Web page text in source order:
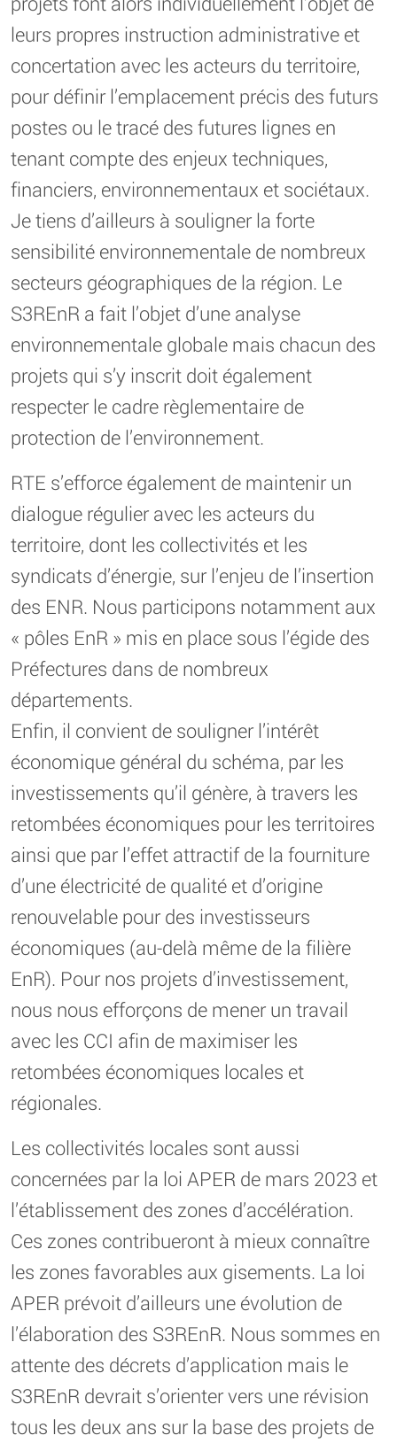
leurs propres instruction administrative et
concertation avec les acteurs du territoire,
pour définir l’emplacement précis des futurs
postes ou le tracé des futures lignes en
tenant compte des enjeux techniques,
financiers, environnementaux et sociétaux.
Je tiens d’ailleurs à souligner la forte
sensibilité environnementale de nombreux
secteurs géographiques de la région. Le
S3REnR a fait l’objet d’une analyse
environnementale globale mais chacun des
projets qui s’y inscrit doit également
respecter le cadre règlementaire de
protection de l’environnement.
RTE s’efforce également de maintenir un
dialogue régulier avec les acteurs du
territoire, dont les collectivités et les
syndicats d’énergie, sur l’enjeu de l’insertion
des ENR. Nous participons notamment aux
« pôles EnR » mis en place sous l’égide des
Préfectures dans de nombreux
départements.
Enfin, il convient de souligner l’intérêt
économique général du schéma, par les
investissements qu’il génère, à travers les
retombées économiques pour les territoires
ainsi que par l’effet attractif de la fourniture
d’une électricité de qualité et d’origine
renouvelable pour des investisseurs
économiques (au-delà même de la filière
EnR). Pour nos projets d’investissement,
nous nous efforçons de mener un travail
avec les CCI afin de maximiser les
retombées économiques locales et
régionales.
Les collectivités locales sont aussi
concernées par la loi APER de mars 2023 et
l’établissement des zones d’accélération.
Ces zones contribueront à mieux connaître
les zones favorables aux gisements. La loi
APER prévoit d’ailleurs une évolution de
l’élaboration des S3REnR. Nous sommes en
attente des décrets d’application mais le
S3REnR devrait s’orienter vers une révision
tous les deux ans sur la base des projets de